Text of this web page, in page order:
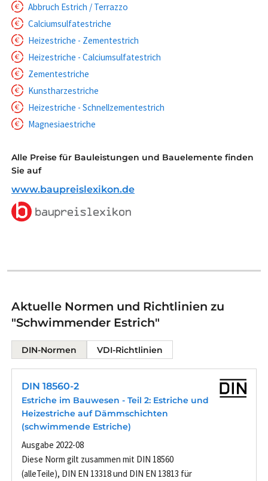
Abbruch Estrich / Terrazzo
Calciumsulfatestriche
Heizestriche - Zementestrich
Heizestriche - Calciumsulfatestrich
Zementestriche
Kunstharzestriche
Heizestriche - Schnellzementestrich
Magnesiaestriche
Alle Preise für Bauleistungen und Bauelemente finden
Sie auf
www.baupreislexikon.de
Aktuelle Normen und Richtlinien zu
"Schwimmender Estrich"
DIN-Normen VDI-Richtlinien
DIN 18560-2
Estriche im Bauwesen - Teil 2: Estriche und
Heizestriche auf Dämmschichten
(schwimmende Estriche)
Ausgabe 2022-08
Diese Norm gilt zusammen mit DIN 18560
(alleTeile), DIN EN 13318 und DIN EN 13813 für